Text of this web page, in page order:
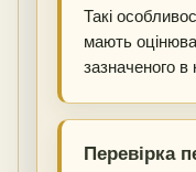
Такі
мають
зазначеного в
Перевірка